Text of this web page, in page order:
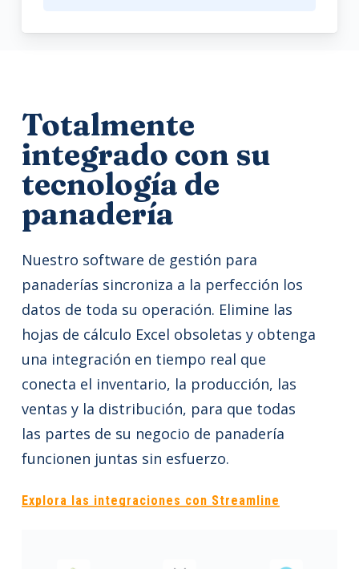
Totalmente
integrado con su
tecnología de
panadería
Nuestro software de gestión para
panaderías sincroniza a la perfección los
datos de toda su operación. Elimine las
hojas de cálculo Excel obsoletas y obtenga
una integración en tiempo real que
conecta el inventario, la producción, las
ventas y la distribución, para que todas
las partes de su negocio de panadería
funcionen juntas sin esfuerzo.
Explora las integraciones con Streamline